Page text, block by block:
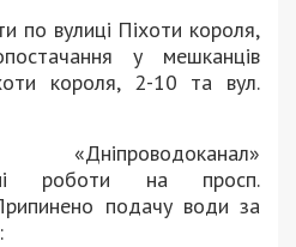
по вулиці Піхоти короля,
у мешканців
короля, 2-10 та вул.
роботи на просп.
подачу води за